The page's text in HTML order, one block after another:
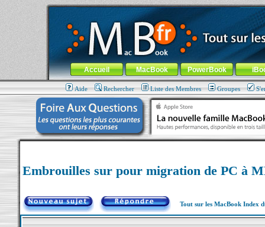
MacBook-fr.com : 100% Apple... 100% nomade !
Aller au contenu-Aller au menu général-Aller au menu de
Menu général
Accueil MacBook PowerBook
Aide Rechercher Liste des Membres Groupes
Embrouilles sur pour migration de PC à
Tout sur les MacBook Index